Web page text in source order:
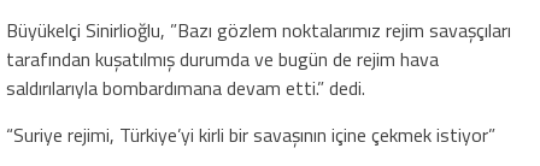
Büyükelçi Sinirlioğlu, ”Bazı gözlem noktalarımız rejim savaşçıları
tarafından kuşatılmış durumda ve bugün de rejim hava
saldırılarıyla bombardımana devam etti.” dedi.
“Suriye rejimi, Türkiye’yi kirli bir savaşının içine çekmek istiyor”